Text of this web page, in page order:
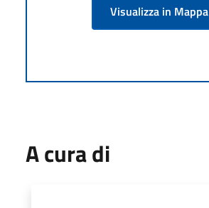
Visualizza in Mappa
A cura di